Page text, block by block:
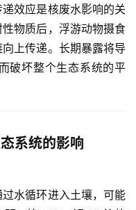
效应是核废水影响的关
物质后，浮游动物摄食
上传递。长期暴露将导
破坏整个生态系统的平
系统的影响
水循环进入土壤，可能